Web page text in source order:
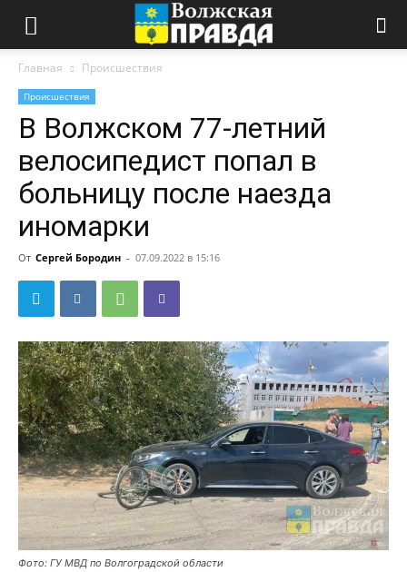
Главная Происшествия
Происшествия
В Волжском 77-летний
велосипедист попал в
больницу после наезда
иномарки
От Сергей Бородин - 07.09.2022 в 15:16
Фото: ГУ МВД по Волгоградской области